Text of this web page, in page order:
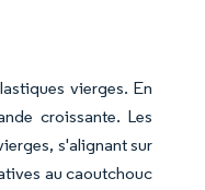
vierges. En
croissante. Les
s'alignant sur
au caoutchouc